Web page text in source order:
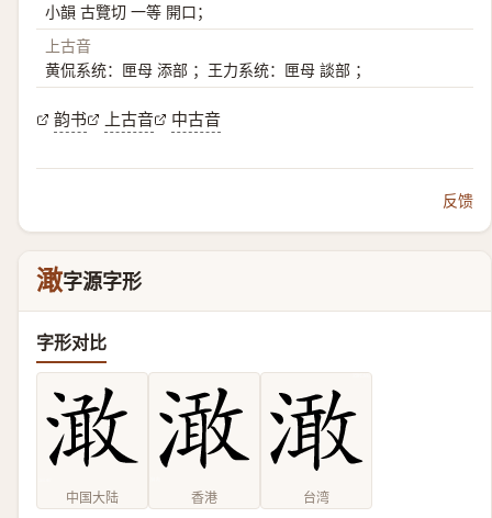
小韻 古覽切 一等 開口；
上古音
黄侃系统：匣母 添部 ；王力系统：匣母 談部 ；
韵书 上古音 中古音
反馈
澉字源字形
字形对比
中国大陆 香港 台湾